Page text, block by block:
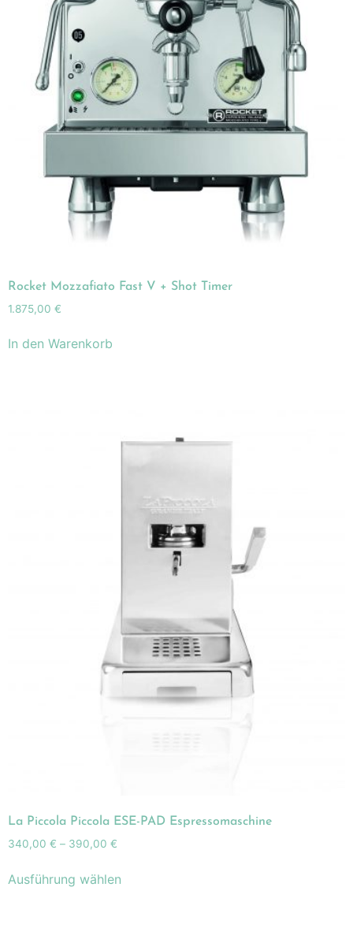
Rocket Mozzafiato Fast V + Shot Timer
1.875,00 €
In den Warenkorb
La Piccola Piccola ESE-PAD Espressomaschine
340,00 € – 390,00 €
Ausführung wählen